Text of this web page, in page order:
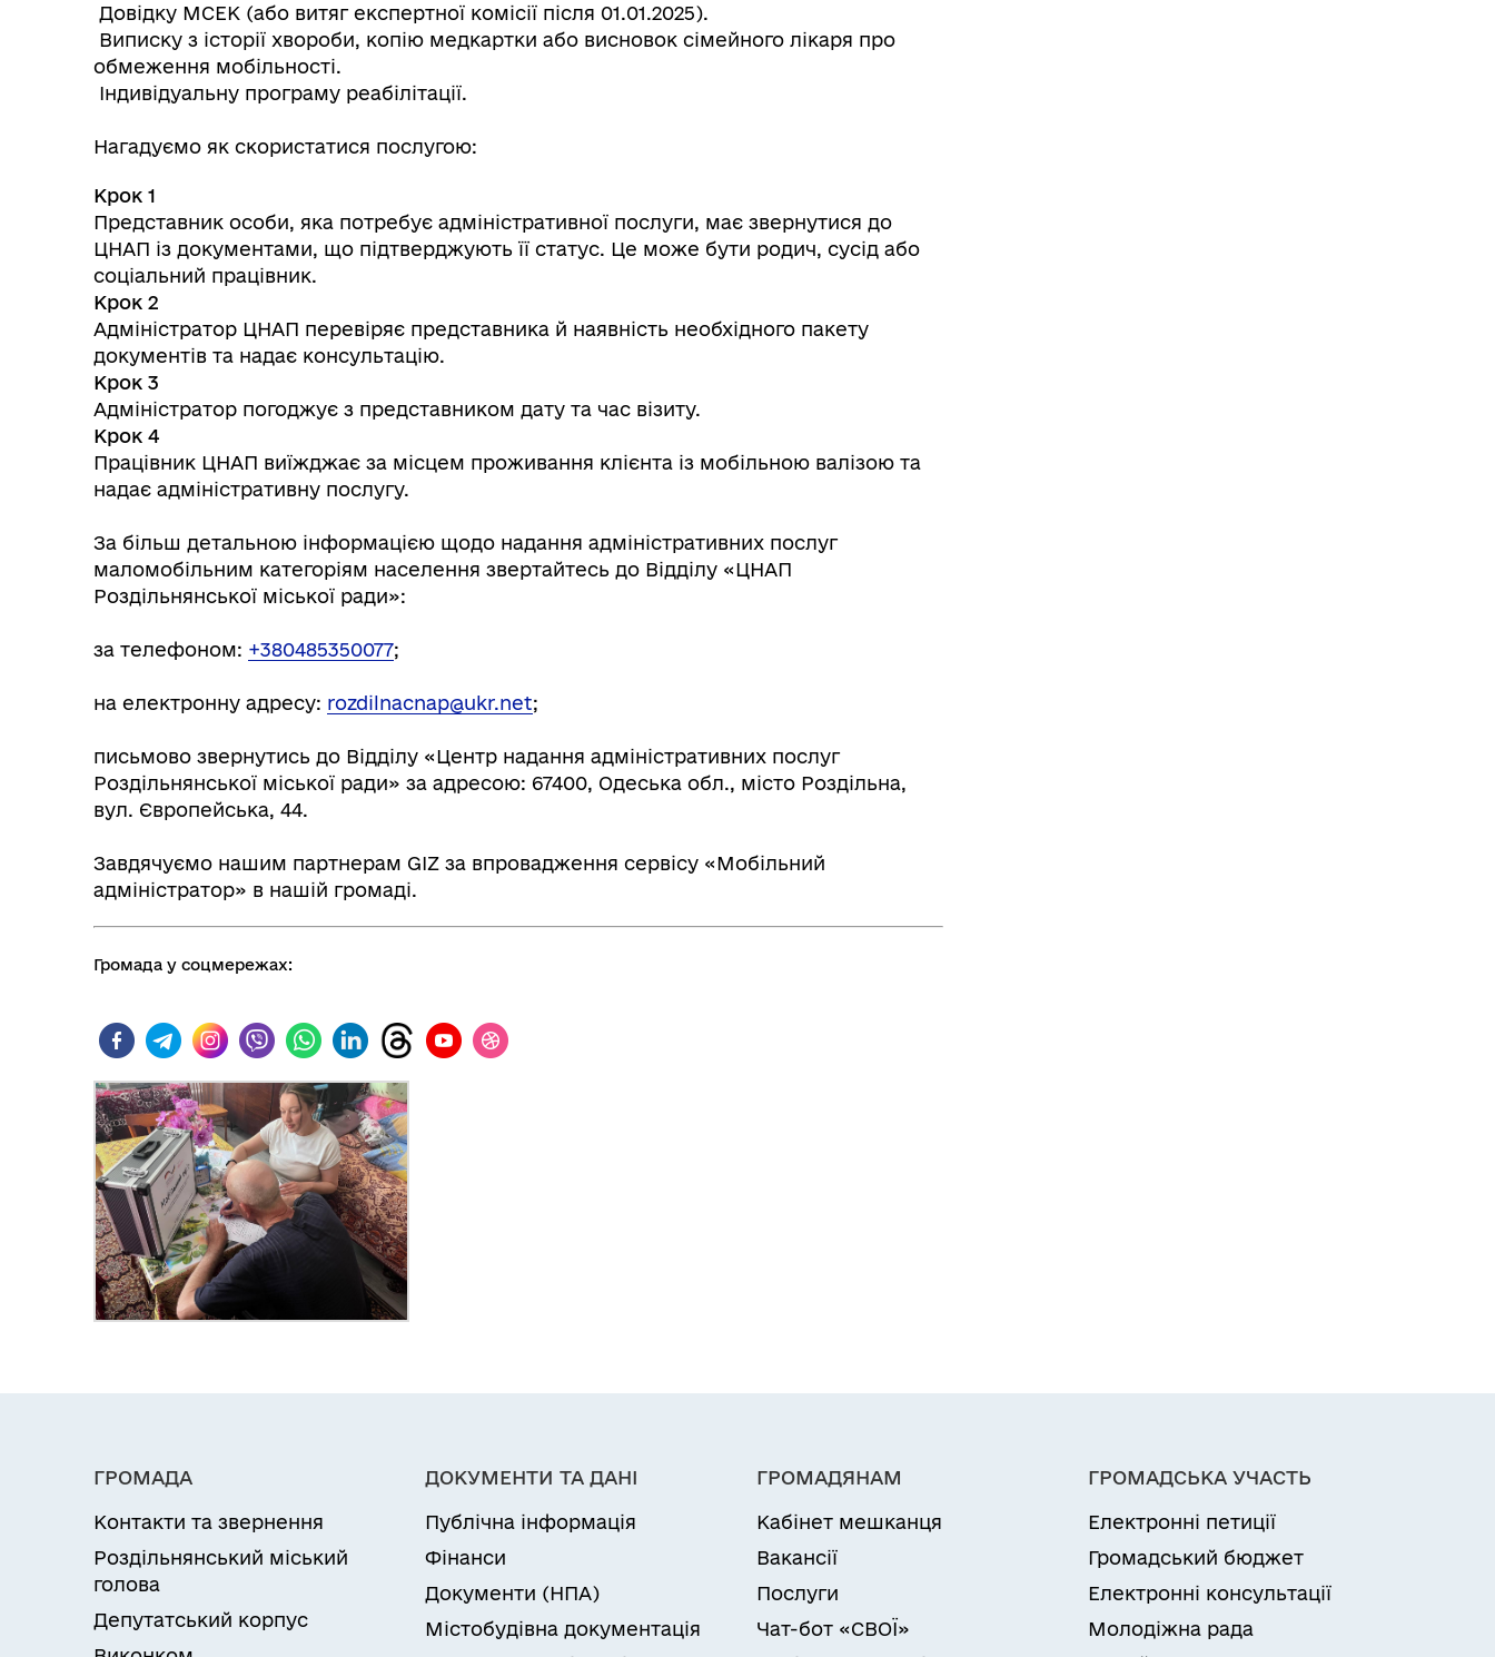
Довідку МСЕК (або витяг експертної комісії після 01.01.2025).
Виписку з історії хвороби, копію медкартки або висновок сімейного лікаря про
обмеження мобільності.
Індивідуальну програму реабілітації.
Нагадуємо як скористатися послугою:
Крок 1
Представник особи, яка потребує адміністративної послуги, має звернутися до
ЦНАП із документами, що підтверджують її статус. Це може бути родич, сусід або
соціальний працівник.
Крок 2
Адміністратор ЦНАП перевіряє представника й наявність необхідного пакету
документів та надає консультацію.
Крок 3
Адміністратор погоджує з представником дату та час візиту.
Крок 4
Працівник ЦНАП виїжджає за місцем проживання клієнта із мобільною валізою та
надає адміністративну послугу.
За більш детальною інформацією щодо надання адміністративних послуг
маломобільним категоріям населення звертайтесь до Відділу «ЦНАП
Роздільнянської міської ради»:
за телефоном: +380485350077;
на електронну адресу: rozdilnacnap@ukr.net;
письмово звернутись до Відділу «Центр надання адміністративних послуг
Роздільнянської міської ради» за адресою: 67400, Одеська обл., місто Роздільна,
вул. Європейська, 44.
Завдячуємо нашим партнерам GIZ за впровадження сервісу «Мобільний
адміністратор» в нашій громаді.
Громада у соцмережах:
ГРОМАДА
Контакти та звернення
Роздільнянський міський
голова
Депутатський корпус
ДОКУМЕНТИ ТА ДАНІ
Публічна інформація
Фінанси
Документи (НПА)
Містобудівна документація
ГРОМАДЯНАМ
Кабінет мешканця
Вакансії
Послуги
Чат-бот «СВОЇ»
ГРОМАДСЬКА УЧАСТЬ
Електронні петиції
Громадський бюджет
Електронні консультації
Молодіжна рада